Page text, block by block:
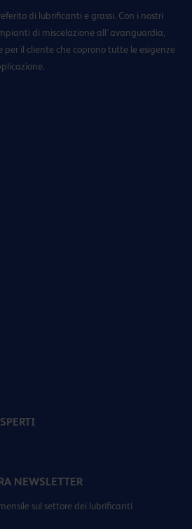
di lubrificanti e grassi. Con i nostri
di miscelazione all’avanguardia,
per il cliente che coprono tutte le esigenze
NEWSLETTER
sul settore dei lubrificanti